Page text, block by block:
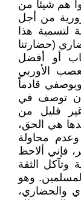
هم شيئاً من
من أجل
لتسمية هذا
(حضارتنا
أو أفضل
الأوربي
قادماً
أن توصف في
غير قليل من
هي الحق،
محاولة
فإني ألاحظ
وتآكل الثقة
وهو
والحضاري،